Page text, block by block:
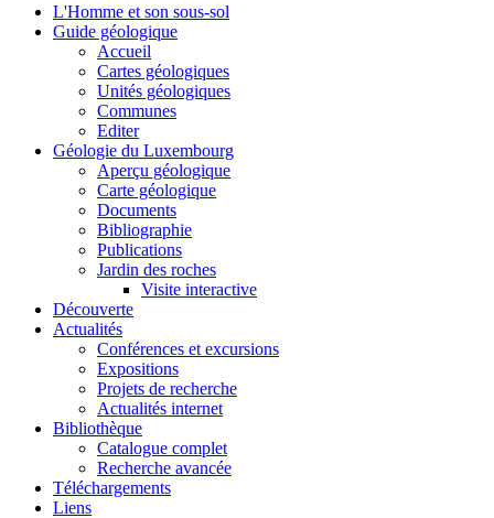
L'Homme et son sous-sol
Guide géologique
Accueil
Cartes géologiques
Unités géologiques
Communes
Editer
Géologie du Luxembourg
Aperçu géologique
Carte géologique
Documents
Bibliographie
Publications
Jardin des roches
Visite interactive
Découverte
Actualités
Conférences et excursions
Expositions
Projets de recherche
Actualités internet
Bibliothèque
Catalogue complet
Recherche avancée
Téléchargements
Liens